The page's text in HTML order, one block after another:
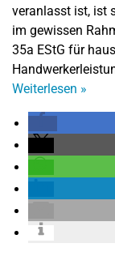
veranlasst ist, ist
im gewissen
35a EStG für
Weiterlesen »